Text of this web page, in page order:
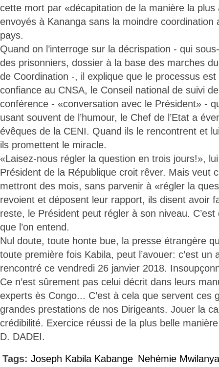
cette mort par «décapitation de la manière la plus
envoyés à Kananga sans la moindre coordination
pays.
Quand on l’interroge sur la décrispation - qui
des prisonniers, dossier à la base des marches
de Coordination -, il explique que le processus
confiance au CNSA, le Conseil national de suivi
conférence - «conversation avec le Président» -
usant souvent de l’humour, le Chef de l’Etat a
évêques de la CENI. Quand ils le rencontrent et
ils promettent le miracle.
«Laisez-nous régler la question en trois jours!»,
Président de la République croit rêver. Mais veut
mettront des mois, sans parvenir à «régler la
revoient et déposent leur rapport, ils disent avoir
reste, le Président peut régler à son niveau.
que l’on entend.
Nul doute, toute honte bue, la presse étrangère
toute première fois Kabila, peut l’avouer: c’est un
rencontré ce vendredi 26 janvier 2018.
Ce n’est sûrement pas celui décrit dans leurs
experts ès Congo... C’est à cela que servent ces
grandes prestations de nos Dirigeants. Jouer la
crédibilité. Exercice réussi de la plus belle
D. DADEI.
Tags: Joseph Kabila Kabange Nehémie